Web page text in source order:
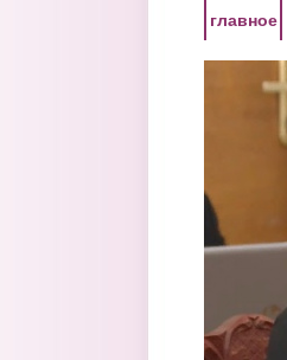
главное